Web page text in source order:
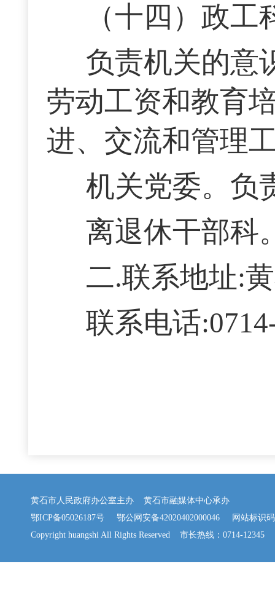
（十四）政工
负责机关的意
劳动工资和教育
进、交流和管理
机关党委。负
离退休干部科
二.联系地址:
联系电话
黄石市人民政府办公室主办 黄石市融媒体中心承办
鄂ICP备05026187号
鄂公网安备42020402000046 网站标识码
Copyright huangshi All Rights Reserved 市长热线：0714-12345